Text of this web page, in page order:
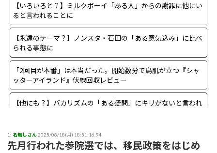
【朗報】中国上海ライブ強制終了の大槻マキにグラス米国駐日大使が日本語でエー
ル！米国バンドの代表曲捧げ「信念貫いて」［12/3］
小野田紀美氏、高市首相の“進撃の巨人スピーチ”に反応「これは…兵長キックフラ
サイコパスってほとんどは社会的に成功している人間なんだがな。
【いろいろと？】ミルクボーイ「ある人」からの謝罪に他にい
ると言われることに
【永遠のテーマ？】ノンスタ・石田の「ある意気込み」に比べ
られる事態に
「2回目が本番」は本当だった。開始数分で鳥肌が立つ『シャ
ッターアイランド』伏線回収レビュー
【他にも？】バカリズムの「ある疑問」にキリがないと言われ
【まさか？】勝俣州和さんの「ある理由」よりも驚きの事実が
判明することに
1: 名無しさん2025/08/18(月) 18:51:16.94
先月行われた参院選では、移民政策をはじめ